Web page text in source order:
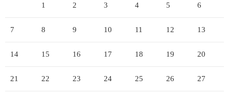
1 2 3 4 5 6
7 8 9 10 11 12 13
14 15 16 17 18 19 20
21 22 23 24 25 26 27